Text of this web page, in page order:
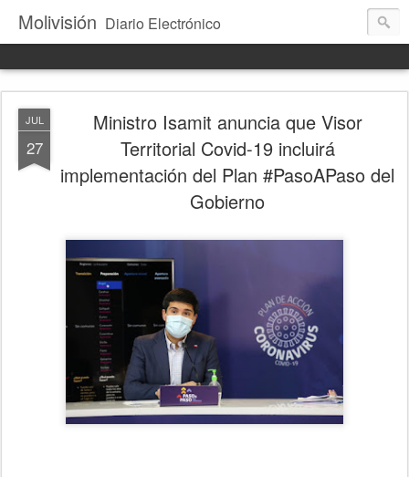
Molivisión Diario Electrónico
JUL
27
Ministro Isamit anuncia que Visor
Territorial Covid-19 incluirá
implementación del Plan #PasoAPaso del
Gobierno